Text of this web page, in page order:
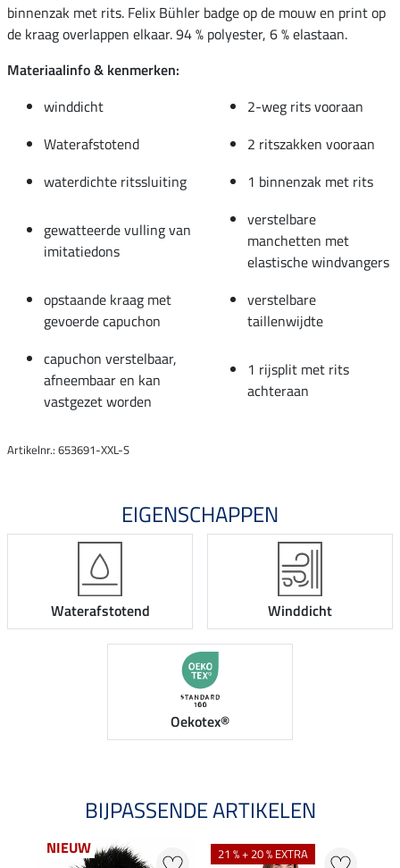
binnenzak met rits. Felix Bühler badge op de mouw en print op
de kraag overlappen elkaar. 94 % polyester, 6 % elastaan.
Materiaalinfo & kenmerken:
winddicht
2-weg rits vooraan
Waterafstotend
2 ritszakken vooraan
waterdichte ritssluiting
1 binnenzak met rits
gewatteerde vulling van
imitatiedons
verstelbare
manchetten met
elastische windvangers
opstaande kraag met
gevoerde capuchon
verstelbare
taillenwijdte
capuchon verstelbaar,
afneembaar en kan
vastgezet worden
1 rijsplit met rits
achteraan
Artikelnr.: 653691-XXL-S
EIGENSCHAPPEN
Waterafstotend Winddicht
Oekotex®
BIJPASSENDE ARTIKELEN
NIEUW 21 % + 20 % EXTRA